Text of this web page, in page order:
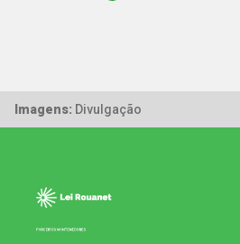
Imagens: Divulgação